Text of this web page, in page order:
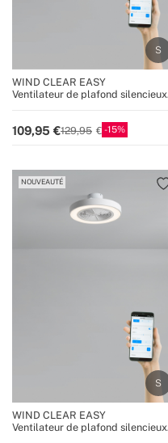
WIND CLEAR EASY
Ventilateur de plafond silencieux
109,95 129,95 15
NOUVEAUTÉ
WIND CLEAR EASY
Ventilateur de plafond silencieux